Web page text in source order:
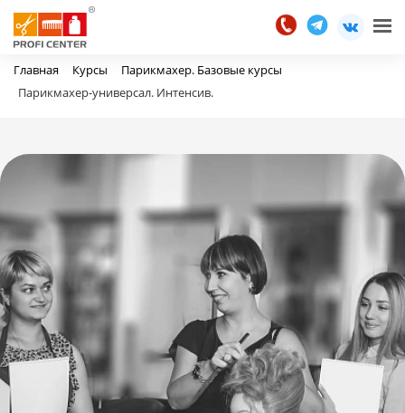
Главная Курсы
Парикмахер. Базовые курсы
Парикмахер-универсал. Интенсив.